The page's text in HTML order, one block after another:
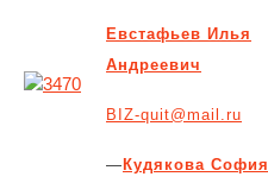
Евстафьев Илья
Андреевич
BIZ-quit@mail.ru
— Кудякова София